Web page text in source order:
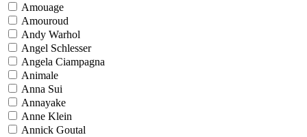
Amouage
Amouroud
Andy Warhol
Angel Schlesser
Angela Ciampagna
Animale
Anna Sui
Annayake
Anne Klein
Annick Goutal